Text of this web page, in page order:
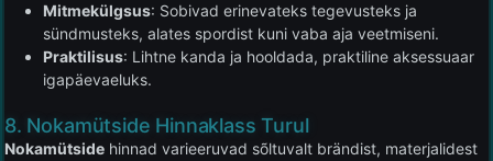
Mitmekülgsus: Sobivad erinevateks tegevusteks ja
sündmusteks, alates spordist kuni vaba aja veetmiseni.
Praktilisus: Lihtne kanda ja hooldada, praktiline aksessuaar
igapäevaeluks.
8. Nokamütside Hinnaklass Turul
Nokamütside hinnad varieeruvad sõltuvalt brändist, materjalidest